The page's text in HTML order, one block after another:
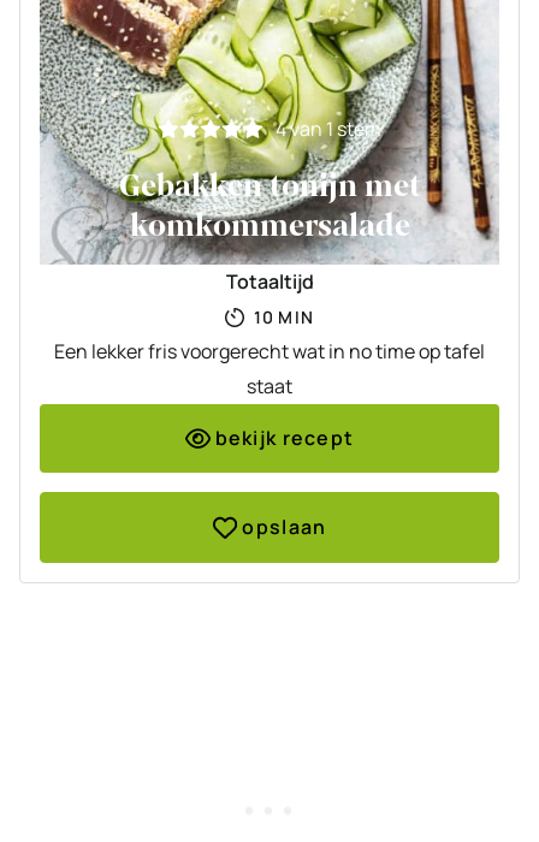
4van 1 stem
Gebakken tonijn met
komkommersalade
Totaaltijd
10 MINUTEN
MIN
Een lekker fris voorgerecht wat in no time op tafel
staat
bekijk recept
opslaan